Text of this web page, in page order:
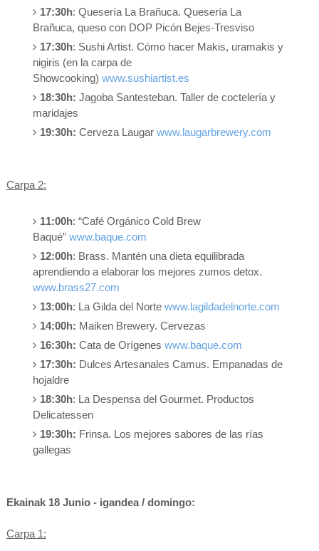
17:30h: Quesería La Brañuca. Quesería La
Brañuca, queso con DOP Picón Bejes-Tresviso
17:30h: Sushi Artist.Cómo hacer Makis, uramakis y
nigiris (en la carpa de
Showcooking)www.sushiartist.es
18:30h: Jagoba Santesteban. Taller de coctelería y
maridajes
19:30h: Cerveza Laugarwww.laugarbrewery.com
Carpa 2:
11:00h: “Café Orgánico Cold Brew
Baqué”www.baque.com
12:00h: Brass. Mantén una dieta equilibrada
aprendiendo a elaborar los mejores zumos detox.
www.brass27.com
13:00h: La Gilda del Nortewww.lagildadelnorte.com
14:00h: Maiken Brewery. Cervezas
16:30h: Cata de Orígeneswww.baque.com
17:30h: Dulces Artesanales Camus. Empanadas de
hojaldre
18:30h: La Despensa del Gourmet. Productos
Delicatessen
19:30h: Frinsa. Los mejores sabores de las rías
gallegas
Ekainak 18 Junio - igandea / domingo:
Carpa 1: